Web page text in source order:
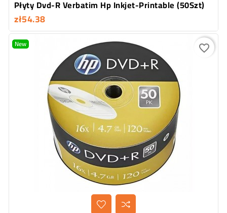
Płyty Dvd-R Verbatim Hp Inkjet-Printable (50Szt)
zł54.38
New favorite_border